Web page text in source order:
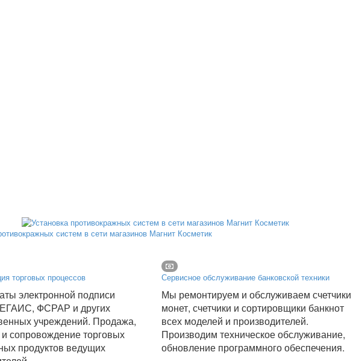
систем в сети магазинов Магнит Косметик
торговых процессов
электронной подписи
ФСРАР и других
учреждений. Продажа,
и сопровождение торговых
продуктов ведущих
Сервисное обслуживание банковской техники
Мы ремонтируем и обслуживаем счетчики
монет, счетчики и сортировщики банкнот
всех моделей и производителей.
Производим техническое обслуживание,
обновление программного обеспечения.